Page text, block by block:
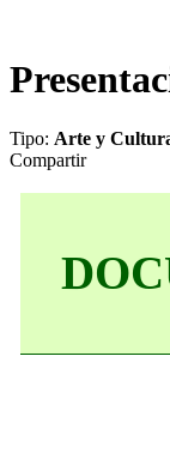
Tipo: Arte y
Compartir